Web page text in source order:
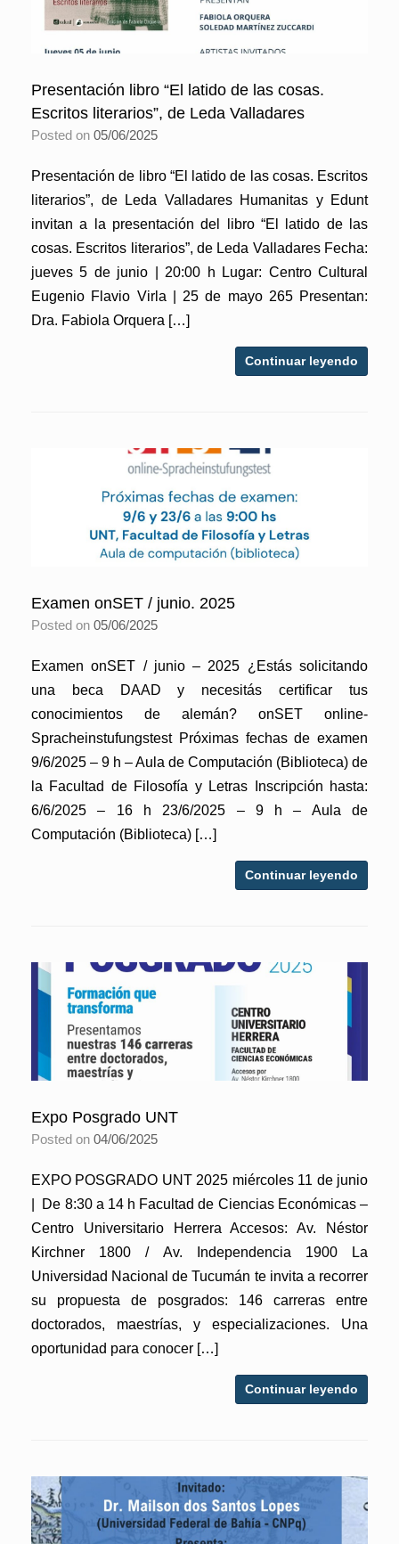
Presentación libro “El latido de las cosas.
Escritos literarios”, de Leda Valladares
Posted on 05/06/2025
Presentación de libro “El latido de las cosas. Escritos
literarios”, de Leda Valladares Humanitas y Edunt
invitan a la presentación del libro “El latido de las
cosas. Escritos literarios”, de Leda Valladares Fecha:
jueves 5 de junio | 20:00 h Lugar: Centro Cultural
Eugenio Flavio Virla | 25 de mayo 265 Presentan:
Dra. Fabiola Orquera […]
Continuar leyendo
Examen onSET / junio. 2025
Posted on 05/06/2025
Examen onSET / junio – 2025 ¿Estás solicitando
una beca DAAD y necesitás certificar tus
conocimientos de alemán? onSET online-
Spracheinstufungstest Próximas fechas de examen
9/6/2025 – 9 h – Aula de Computación (Biblioteca) de
la Facultad de Filosofía y Letras Inscripción hasta:
6/6/2025 – 16 h 23/6/2025 – 9 h – Aula de
Computación (Biblioteca) […]
Continuar leyendo
Expo Posgrado UNT
Posted on 04/06/2025
EXPO POSGRADO UNT 2025 miércoles 11 de junio
| De 8:30 a 14 h Facultad de Ciencias Económicas –
Centro Universitario Herrera Accesos: Av. Néstor
Kirchner 1800 / Av. Independencia 1900 La
Universidad Nacional de Tucumán te invita a recorrer
su propuesta de posgrados: 146 carreras entre
doctorados, maestrías, y especializaciones. Una
oportunidad para conocer […]
Continuar leyendo